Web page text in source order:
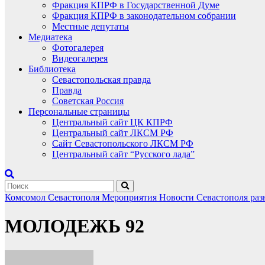
Фракция КПРФ в Государственной Думе
Фракция КПРФ в законодательном собрании
Местные депутаты
Медиатека
Фотогалерея
Видеогалерея
Библиотека
Севастопольская правда
Правда
Советская Россия
Персональные страницы
Центральный сайт ЦК КПРФ
Центральный сайт ЛКСМ РФ
Сайт Севастопольского ЛКСМ РФ
Центральный сайт “Русского лада”
Комсомол Севастополя Мероприятия Новости Севастополя
МОЛОДЕЖЬ 92